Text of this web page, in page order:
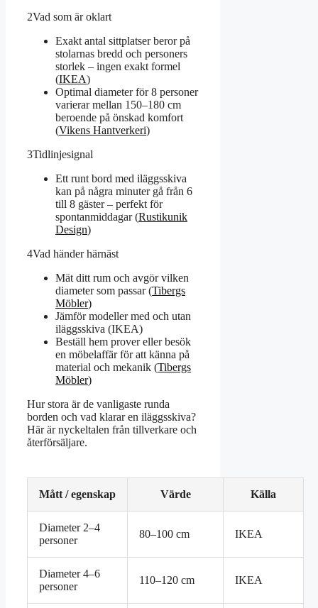
2Vad som är oklart
Exakt antal sittplatser beror på
stolarnas bredd och personers
storlek – ingen exakt formel
(IKEA)
Optimal diameter för 8 personer
varierar mellan 150–180 cm
beroende på önskad komfort
(Vikens Hantverkeri)
3Tidlinjesignal
Ett runt bord med iläggsskiva
kan på några minuter gå från 6
till 8 gäster – perfekt för
spontanmiddagar (Rustikunik
Design)
4Vad händer härnäst
Mät ditt rum och avgör vilken
diameter som passar (Tibergs
Möbler)
Jämför modeller med och utan
iläggsskiva (IKEA)
Beställ hem prover eller besök
en möbelaffär för att känna på
material och mekanik (Tibergs
Möbler)
Hur stora är de vanligaste runda
borden och vad klarar en iläggsskiva?
Här är nyckeltalen från tillverkare och
återförsäljare.
Mått / egenskap Värde Källa
Diameter 2–4
personer
80–100 cm IKEA
Diameter 4–6
personer
110–120 cm IKEA